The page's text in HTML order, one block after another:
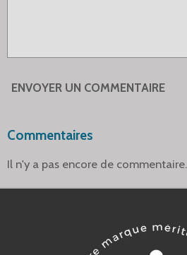
ENVOYER UN COMMENTAIRE
Commentaires
Il n'y a pas encore de commentaire.